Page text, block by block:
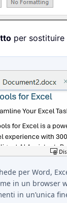
per
per Word,
in un browser
in un’unica